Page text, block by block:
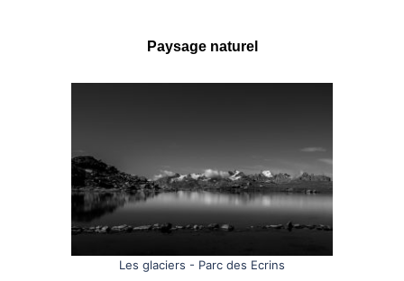
Paysage naturel
Les glaciers - Parc des Ecrins